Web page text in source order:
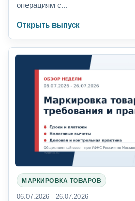
операциям с...
Открыть выпуск
МАРКИРОВКА ТОВАРОВ
06.07.2026 - 26.07.2026